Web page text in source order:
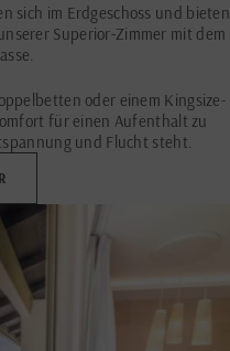
sich im Erdgeschoss und bieten
Superior-Zimmer mit dem
oder einem Kingsize-
für einen Aufenthalt zu
und Flucht steht.